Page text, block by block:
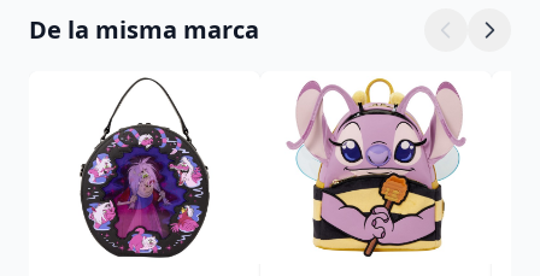
De la misma marca